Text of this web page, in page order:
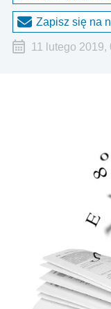
Zapisz się na
11 lutego 2019,